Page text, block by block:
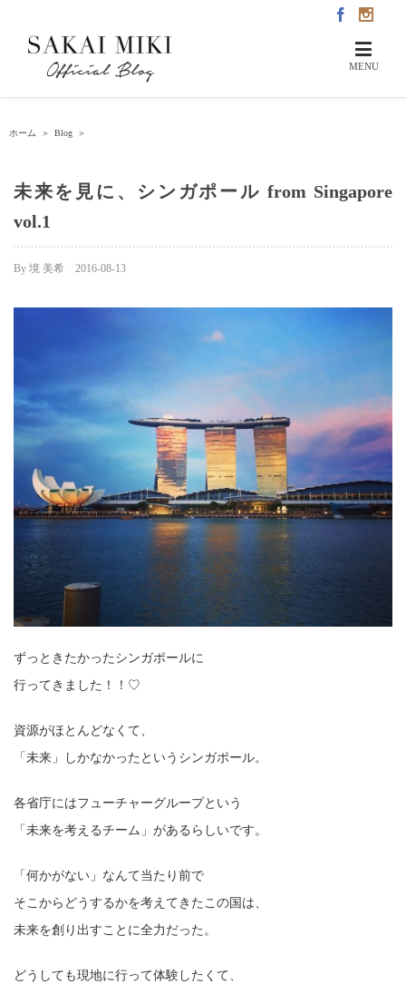
ホーム ＞ Blog ＞
未来を見に、シンガポール from Singapore
vol.1
By 境 美希 2016-08-13
ずっときたかったシンガポールに
行ってきました！！♡
資源がほとんどなくて、
「未来」しかなかったというシンガポール。
各省庁にはフューチャーグループという
「未来を考えるチーム」があるらしいです。
「何かがない」なんて当たり前で
そこからどうするかを考えてきたこの国は、
未来を創り出すことに全力だった。
どうしても現地に行って体験したくて、